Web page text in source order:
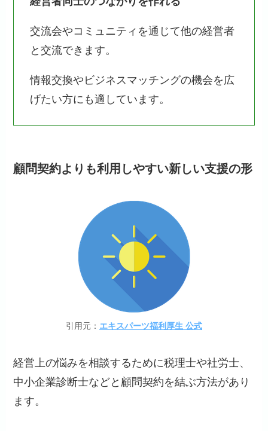
交流会やコミュニティを通じて他の経営者
と交流できます。
情報交換やビジネスマッチングの機会を広
げたい方にも適しています。
顧問契約よりも利用しやすい新しい支援の形
引用元： エキスパーツ福利厚生 公式
経営上の悩みを相談するために税理士や社労士、
中小企業診断士などと顧問契約を結ぶ方法があり
ます。